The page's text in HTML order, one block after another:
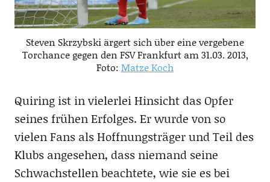
Steven Skrzybski ärgert sich über eine vergebene
Torchance gegen den FSV Frankfurt am 31.03. 2013,
Foto: Matze Koch
Quiring ist in vielerlei Hinsicht das Opfer
seines frühen Erfolges. Er wurde von so
vielen Fans als Hoffnungsträger und Teil des
Klubs angesehen, dass niemand seine
Schwachstellen beachtete, wie sie es bei